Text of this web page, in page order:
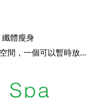
纖體瘦身
Essential Spa為您提供一處喘息的空間，一個可以暫時放鬆自已，從忙碌的生活中，享受自我，讓身體及心靈獲得舒緩的地方。我們不單設有水療服務，還融合了美容、按摩、纖體、香薰療法及修甲服務等等。 Essential Spa於2001年開設首間位於中環的總店，致力為客戶提供優質服務及高質素療程。直至現在，我們已增至6間分店為不同地區的顧客服務。請親臨體驗我們為您預備，讓您身心靈獲得愉悅及再生的地方。